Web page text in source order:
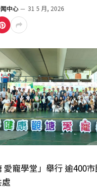
中心 31 5 月, 2026
愛寵學堂」舉行 逾400